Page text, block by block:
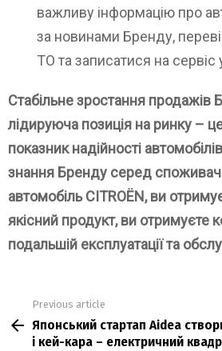
важливу інформацію про
за новинами Бренду,
ТО та записатися на сервіс
Стабільне зростання продажів
лідируюча позиція на ринку –
показник надійності
знання Бренду серед
автомобіль CITROЁN, ви
якісний продукт, ви отримуєте
подальшій експлуатації та
more
Previous article
Японський стартап Aidea
і кей-кара – електричний